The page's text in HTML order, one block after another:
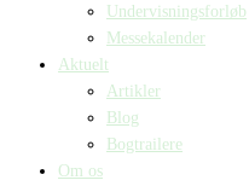
Undervisningsforløb
Messekalender
Aktuelt
Artikler
Blog
Bogtrailere
Om os